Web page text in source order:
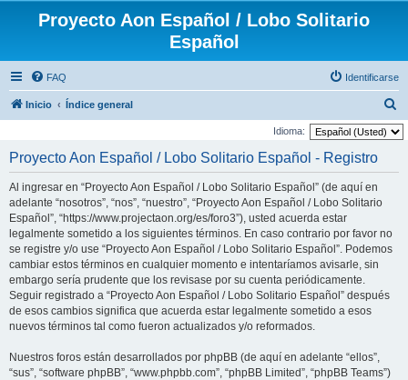
Proyecto Aon Español / Lobo Solitario
Español
FAQ Identificarse
Inicio Índice general
u
Idioma:
Proyecto Aon Español / Lobo Solitario Español - Registro
Al ingresar en “Proyecto Aon Español / Lobo Solitario Español” (de aquí en
adelante “nosotros”, “nos”, “nuestro”, “Proyecto Aon Español / Lobo Solitario
Español”, “https://www.projectaon.org/es/foro3”), usted acuerda estar
legalmente sometido a los siguientes términos. En caso contrario por favor no
se registre y/o use “Proyecto Aon Español / Lobo Solitario Español”. Podemos
cambiar estos términos en cualquier momento e intentaríamos avisarle, sin
embargo sería prudente que los revisase por su cuenta periódicamente.
Seguir registrado a “Proyecto Aon Español / Lobo Solitario Español” después
de esos cambios significa que acuerda estar legalmente sometido a esos
nuevos términos tal como fueron actualizados y/o reformados.
Nuestros foros están desarrollados por phpBB (de aquí en adelante “ellos”,
“sus”, “software phpBB”, “www.phpbb.com”, “phpBB Limited”, “phpBB Teams”)